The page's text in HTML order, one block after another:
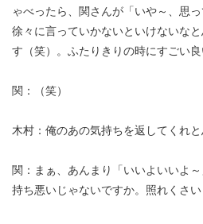
ゃべったら、関さんが「いや～、思
徐々に言っていかないといけないな
す（笑）。ふたりきりの時にすごい
関：（笑）
木村：俺のあの気持ちを返してくれと
関：まぁ、あんまり「いいよいいよ
持ち悪いじゃないですか。照れくさい